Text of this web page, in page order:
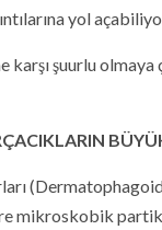
yol
şuurlu
mikroskobik